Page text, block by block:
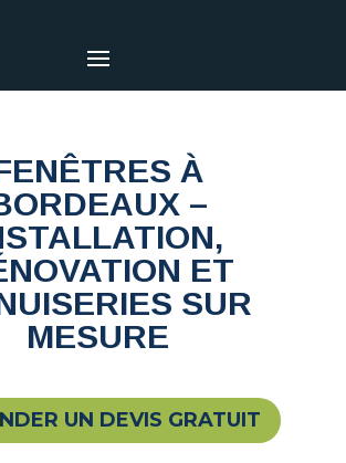
À
–
ET
SUR
MESURE
UN DEVIS GRATUIT